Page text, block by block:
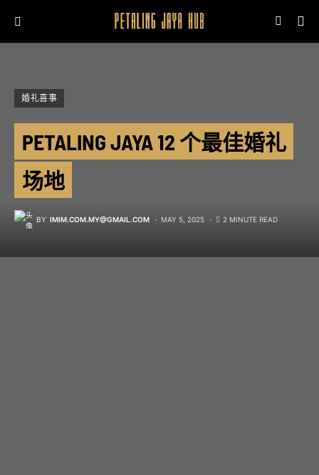
婚礼喜事
PETALING JAYA 12 个最佳婚礼
场地
BY IMIM.COM.MY@GMAIL.COM MAY 5, 2025 2 MINUTE READ